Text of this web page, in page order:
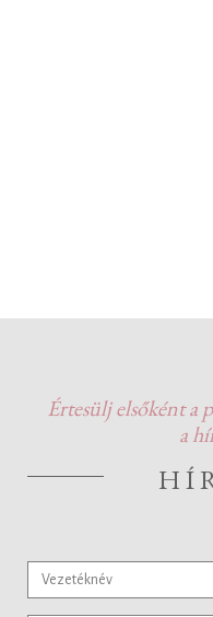
Értesülj elsőként a
a